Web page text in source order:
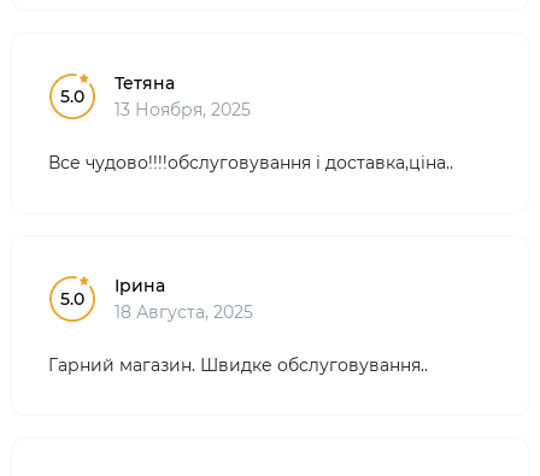
5.0
Тетяна
13 Ноября, 2025
Все чудово!!!!обслуговування і доставка,ціна..
5.0
Ірина
18 Августа, 2025
Гарний магазин. Швидке обслуговування..